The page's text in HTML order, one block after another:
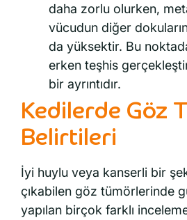
daha zorlu olurken,
vücudun diğer
da yüksektir. Bu
erken teşhis
bir ayrıntıdır.
Kedilerde Göz
Belirtileri
İyi huylu veya kanserli bir
çıkabilen göz tümörlerinde
yapılan birçok farklı